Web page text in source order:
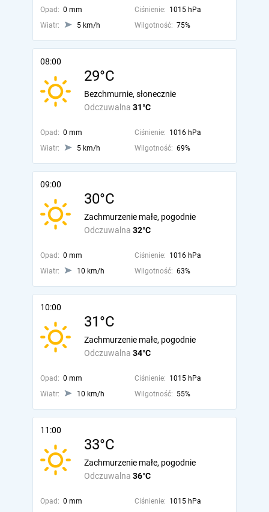
Opad: 0 mm Ciśnienie: 1015 hPa
Wiatr:
5 km/h Wilgotność: 75%
08:00
29°C
Odczuwalna 31°C
Bezchmurnie, słonecznie
Opad: 0 mm Ciśnienie: 1016 hPa
Wiatr:
5 km/h Wilgotność: 69%
09:00
30°C
Odczuwalna 32°C
Zachmurzenie małe, pogodnie
Opad: 0 mm Ciśnienie: 1016 hPa
Wiatr:
10 km/h Wilgotność: 63%
10:00
31°C
Odczuwalna 34°C
Zachmurzenie małe, pogodnie
Opad: 0 mm Ciśnienie: 1015 hPa
Wiatr:
10 km/h Wilgotność: 55%
11:00
33°C
Odczuwalna 36°C
Zachmurzenie małe, pogodnie
Opad: 0 mm Ciśnienie: 1015 hPa